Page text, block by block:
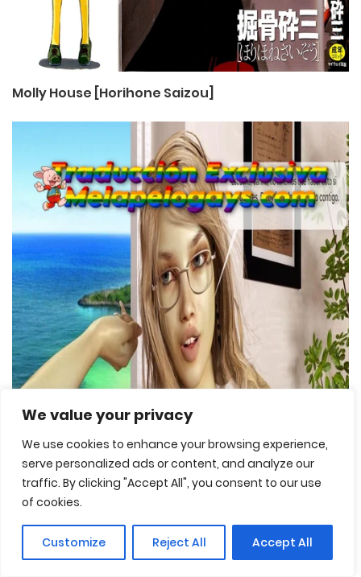
We value your privacy
We use cookies to enhance your browsing experience,
serve personalized ads or content, and analyze our
traffic. By clicking "Accept All", you consent to our use
of cookies.
Customize Reject All Accept All
Molly House [Horihone Saizou]